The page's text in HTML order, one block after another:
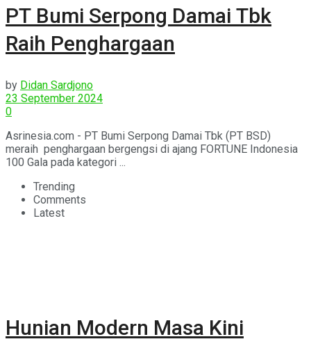
PT Bumi Serpong Damai Tbk
Raih Penghargaan
by Didan Sardjono
23 September 2024
0
Asrinesia.com - PT Bumi Serpong Damai Tbk (PT BSD)
meraih penghargaan bergengsi di ajang FORTUNE Indonesia
100 Gala pada kategori ...
Trending
Comments
Latest
Hunian Modern Masa Kini